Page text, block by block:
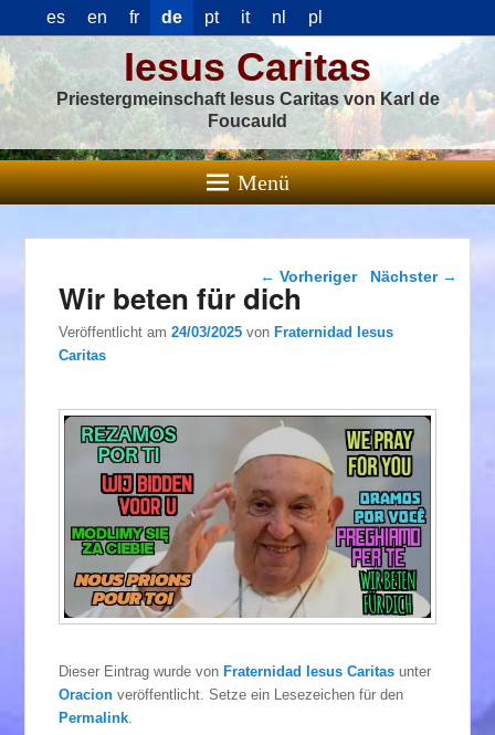
es en fr de pt it nl pl
Iesus Caritas
Priestergmeinschaft Iesus Caritas von Karl de
Foucauld
Menü
Beitragsnavigation
← Vorheriger Nächster →
Wir beten für dich
Veröffentlicht am24/03/2025 vonFraternidad Iesus
Caritas
Dieser Eintrag wurde von Fraternidad Iesus Caritas unter
Oracion veröffentlicht. Setze ein Lesezeichen für den
Permalink